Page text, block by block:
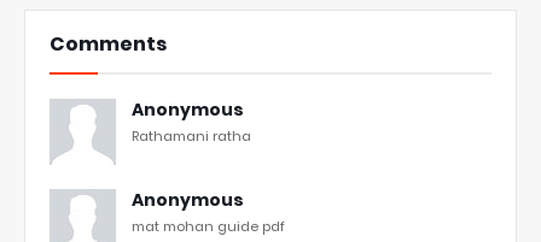
Comments
Anonymous
Rathamani ratha
Anonymous
mat mohan guide pdf